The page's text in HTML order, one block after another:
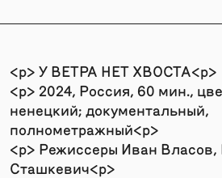
<p> У ВЕТРА НЕТ ХВОСТА<p>
<p> 2024, Россия, 60 мин.,
ненецкий; документальный,
полнометражный<p>
<p> Режиссеры Иван Власов,
Сташкевич<p>